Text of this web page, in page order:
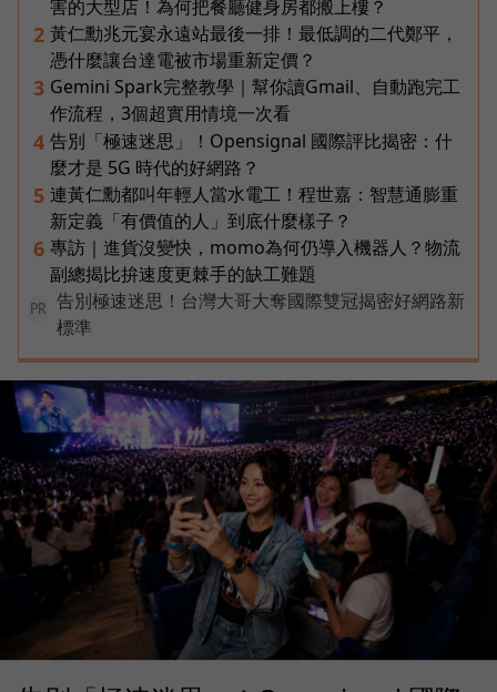
害的大型店！為何把餐廳健身房都搬上樓？
2 黃仁勳兆元宴永遠站最後一排！最低調的二代鄭平，
憑什麼讓台達電被市場重新定價？
3 Gemini Spark完整教學｜幫你讀Gmail、自動跑完工
作流程，3個超實用情境一次看
4 告別「極速迷思」！Opensignal 國際評比揭密：什
麼才是 5G 時代的好網路？
5 連黃仁勳都叫年輕人當水電工！程世嘉：智慧通膨重
新定義「有價值的人」到底什麼樣子？
6 專訪｜進貨沒變快，momo為何仍導入機器人？物流
副總揭比拚速度更棘手的缺工難題
PR
告別極速迷思！台灣大哥大奪國際雙冠揭密好網路新
標準